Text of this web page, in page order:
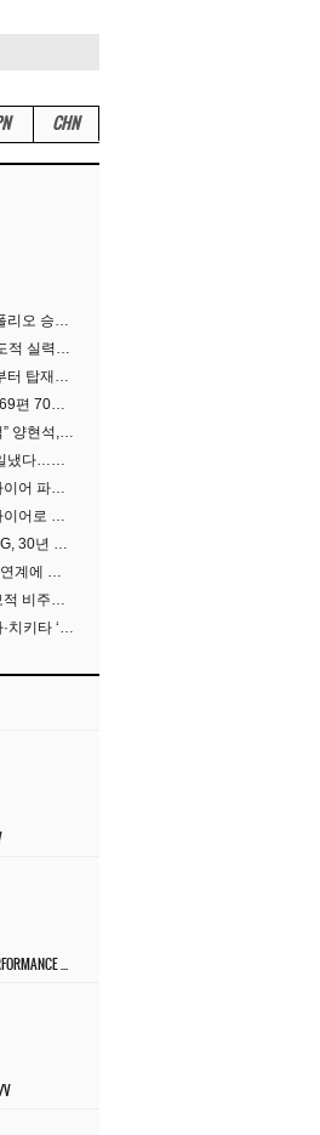
CHN
트레저, 힙합 포트폴리오 승부수 통했다…데뷔 6주년 새 도약
‘6주년’ 트레저, 압도적 실력으로 증명한 ‘YG의 보물’ 진가
‘서태지와 아이들’부터 탑재한 안무DNA…양현석, YG 퍼포먼스 비디오 70억 뷰 신화의 시작
YG 퍼포먼스 영상 69편 70억뷰…양현석 제작 철학 통했다
“69편·70억 뷰 기적” 양현석, YG 퍼포먼스 비디오 100% 직접 만든 이유
베이비몬스터, 또 일냈다…유튜브 월드와이드 1위
베이비몬스터, 뱀파이어 파격 변신..유튜브 트렌딩 1위 직행
베이비몬스터, 뱀파이어로 변신…‘MOON’으로 찍은 3개월 프로젝트
“최초·최다·최단” YG, 30년 뚝심이 빚어낸 K팝 투어의 새 지평
YG 30주년, K팝 공연계에 어떤 것을 남겼나
베이비몬스터, 독보적 비주얼과 압도적 소화력..’MOON’
베이비몬스터, 루카·치키타 ‘문’ 비주얼 공개…절제된 카리스마·유니크 비주얼
V